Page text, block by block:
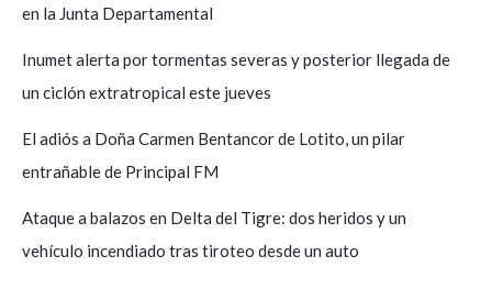
en la Junta Departamental
Inumet alerta por tormentas severas y posterior llegada de
un ciclón extratropical este jueves
El adiós a Doña Carmen Bentancor de Lotito, un pilar
entrañable de Principal FM
Ataque a balazos en Delta del Tigre: dos heridos y un
vehículo incendiado tras tiroteo desde un auto